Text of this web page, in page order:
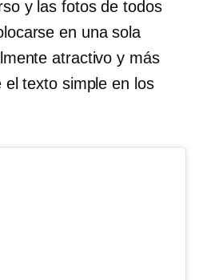
y las fotos de todos
en una sola
atractivo y más
texto simple en los